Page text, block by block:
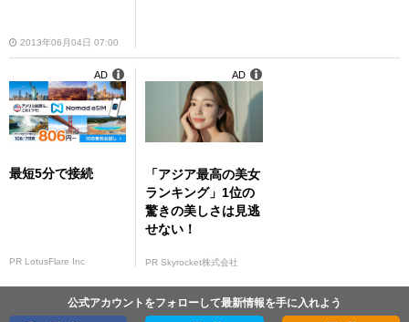
2013年06月04日 07:00
最短5分で接続
PR LotusFlare Inc
AD
「アジア最高の美女
ランキング」1位の
驚きの美しさは見逃
せない！
PR Skyrocket株式会社
AD
公式アカウントをフォローして最新情報を手に入れよう